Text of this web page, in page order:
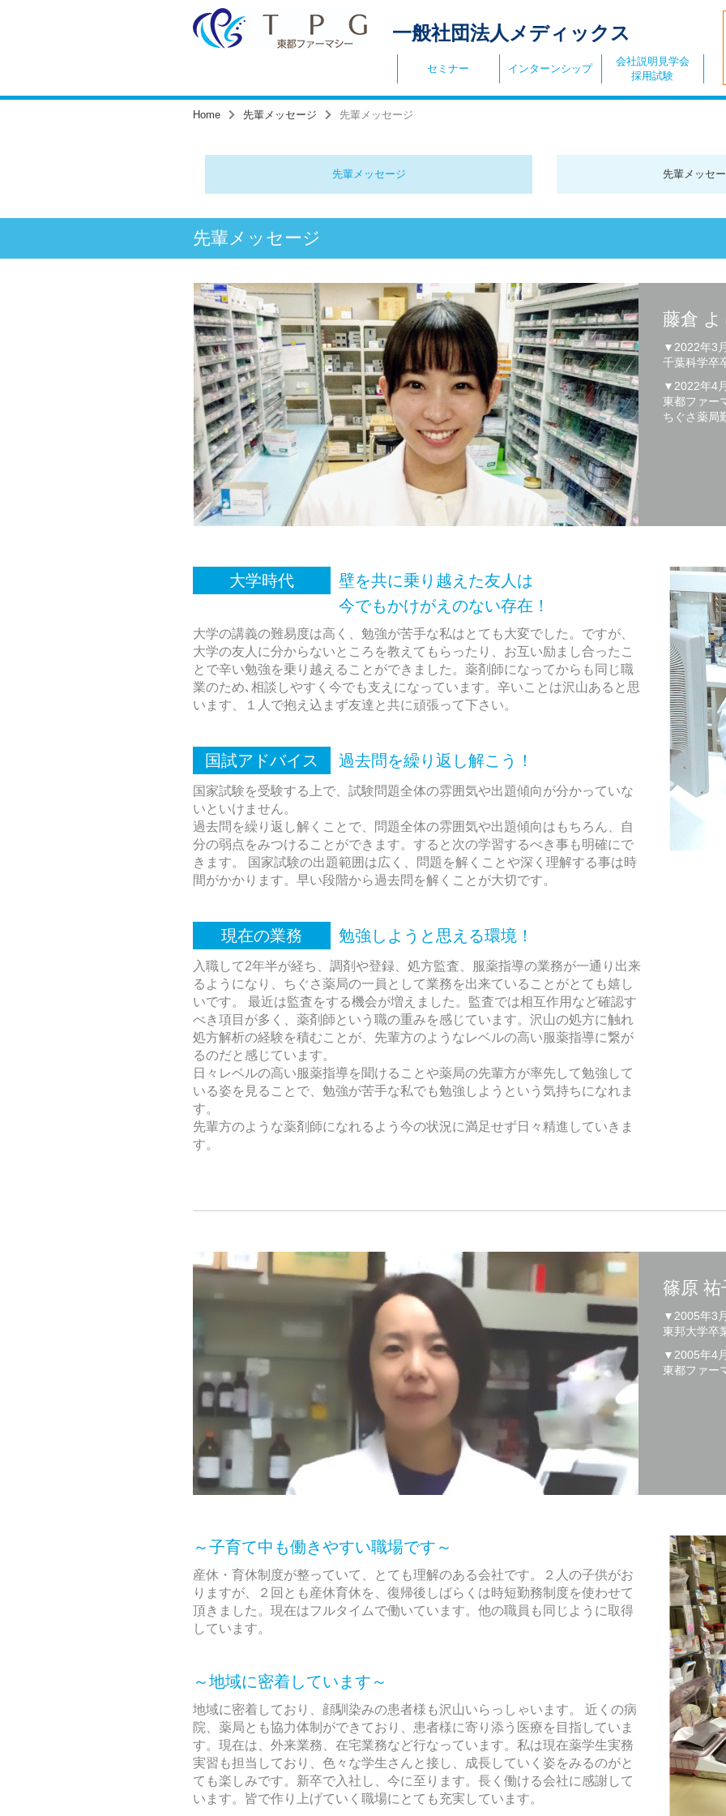
一般社団法人メディックス
セミナー インターンシップ
会社説明見学会
採用試験
Home 先輩メッセージ 先輩メッセージ
先輩メッセージ 先輩メッセー
先輩メッセージ
藤倉 よ
▼2022年3月
千葉科学卒
▼2022年4月
東都ファー
ちぐさ薬局
大学時代
壁を共に乗り越えた友人は
今でもかけがえのない存在！
大学の講義の難易度は高く、勉強が苦手な私はとても大変でした。ですが、
大学の友人に分からないところを教えてもらったり、お互い励まし合ったこ
とで辛い勉強を乗り越えることができました。薬剤師になってからも同じ職
業のため､相談しやすく今でも支えになっています。辛いことは沢山あると思
います、１人で抱え込まず友達と共に頑張って下さい。
国試アドバイス 過去問を繰り返し解こう！
国家試験を受験する上で、試験問題全体の雰囲気や出題傾向が分かっていな
いといけません。
過去問を繰り返し解くことで、問題全体の雰囲気や出題傾向はもちろん、自
分の弱点をみつけることができます。すると次の学習するべき事も明確にで
きます。 国家試験の出題範囲は広く、問題を解くことや深く理解する事は時
間がかかります。早い段階から過去問を解くことが大切です。
現在の業務 勉強しようと思える環境！
入職して2年半が経ち、調剤や登録、処方監査、服薬指導の業務が一通り出来
るようになり、ちぐさ薬局の一員として業務を出来ていることがとても嬉し
いです。 最近は監査をする機会が増えました。監査では相互作用など確認す
べき項目が多く、薬剤師という職の重みを感じています。沢山の処方に触れ
処方解析の経験を積むことが、先輩方のようなレベルの高い服薬指導に繋が
るのだと感じています。
日々レベルの高い服薬指導を聞けることや薬局の先輩方が率先して勉強して
いる姿を見ることで、勉強が苦手な私でも勉強しようという気持ちになれま
す。
先輩方のような薬剤師になれるよう今の状況に満足せず日々精進していきま
す。
篠原 祐
▼2005年3月
東邦大学卒
▼2005年4月
東都ファー
～子育て中も働きやすい職場です～
産休・育休制度が整っていて、とても理解のある会社です。２人の子供がお
りますが、２回とも産休育休を、復帰後しばらくは時短勤務制度を使わせて
頂きました。現在はフルタイムで働いています。他の職員も同じように取得
しています。
～地域に密着しています～
地域に密着しており、顔馴染みの患者様も沢山いらっしゃいます。 近くの病
院、薬局とも協力体制ができており、患者様に寄り添う医療を目指していま
す。現在は、外来業務、在宅業務など行なっています。私は現在薬学生実務
実習も担当しており、色々な学生さんと接し、成長していく姿をみるのがと
ても楽しみです。新卒で入社し、今に至ります。長く働ける会社に感謝して
います。皆で作り上げていく職場にとても充実しています。